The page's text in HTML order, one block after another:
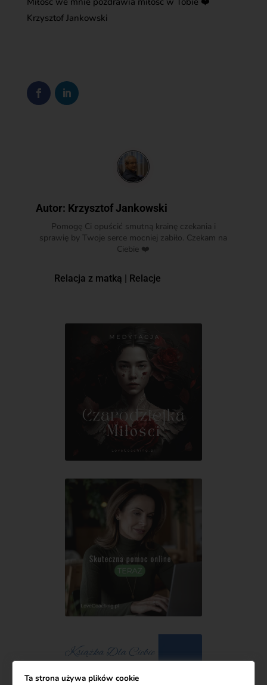
Krzysztof Jankowski
Autor: Krzysztof Jankowski
Pomogę Ci opuścić smutną krainę czekania i
sprawię by Twoje serce mocniej zabiło. Czekam na
Ciebie ❤️
Relacja z matką | Relacje
Ta strona używa plików cookie